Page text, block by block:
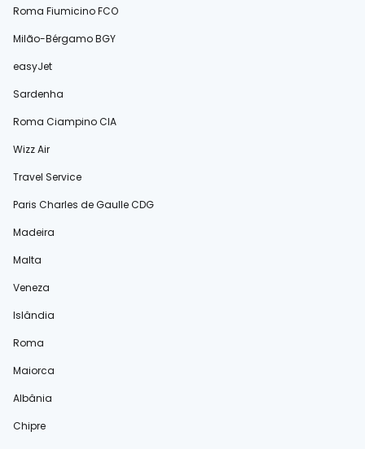
Roma Fiumicino FCO
Milão-Bérgamo BGY
easyJet
Sardenha
Roma Ciampino CIA
Wizz Air
Travel Service
Paris Charles de Gaulle CDG
Madeira
Malta
Veneza
Islândia
Roma
Maiorca
Albânia
Chipre